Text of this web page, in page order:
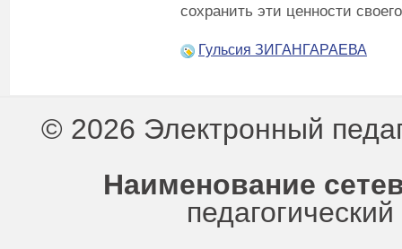
сохранить эти ценности
Гульсия ЗИГАНГАРАЕВА
© 2026 Электронный
Наименование